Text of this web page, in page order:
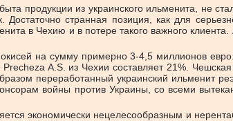
продукции из украинского ильменита, не
странная позиция, как для
в Чехию и в потере такого важного
на сумму примерно 3-4,5 миллионов
A.S. из Чехии составляет 21%.
переработанный украинский ильменит
войны против Украины, со всеми
экономически нецелесообразным и